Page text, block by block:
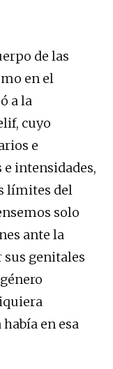
de las
en el
a la
cuyo
e
intensidades,
límites del
solo
ante la
sus genitales
en esa